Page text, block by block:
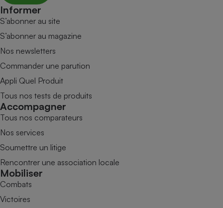
Informer
S’abonner au site
S’abonner au magazine
Nos newsletters
Commander une parution
Appli Quel Produit
Tous nos tests de produits
Accompagner
Tous nos comparateurs
Nos services
Soumettre un litige
Rencontrer une association locale
Mobiliser
Combats
Victoires